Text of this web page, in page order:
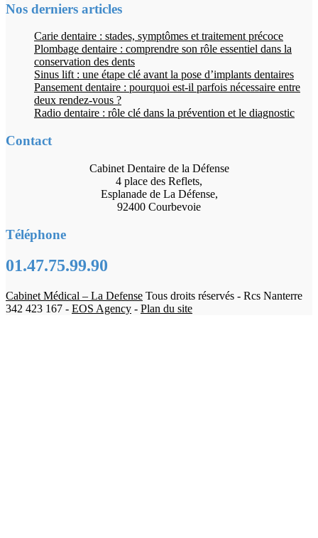
Nos derniers articles
Carie dentaire : stades, symptômes et traitement précoce
Plombage dentaire : comprendre son rôle essentiel dans la
conservation des dents
Sinus lift : une étape clé avant la pose d’implants dentaires
Pansement dentaire : pourquoi est-il parfois nécessaire entre
deux rendez-vous ?
Radio dentaire : rôle clé dans la prévention et le diagnostic
Contact
Cabinet Dentaire de la Défense
4 place des Reflets,
Esplanade de La Défense,
92400 Courbevoie
Téléphone
01.47.75.99.90
Cabinet Médical – La Defense Tous droits réservés - Rcs Nanterre
342 423 167 - EOS Agency - Plan du site